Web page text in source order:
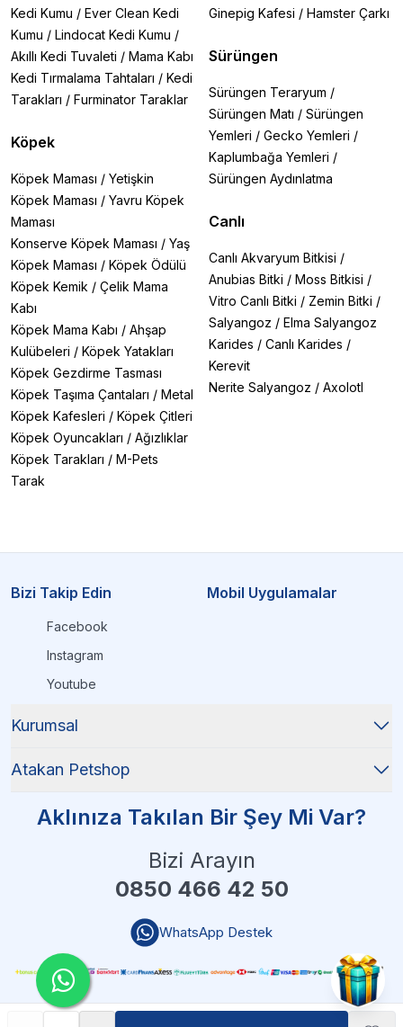
Kedi Kumu / Ever Clean Kedi
Kumu / Lindocat Kedi Kumu /
Akıllı Kedi Tuvaleti / Mama Kabı
Kedi Tırmalama Tahtaları / Kedi
Tarakları / Furminator Taraklar
Köpek
Köpek Maması / Yetişkin
Köpek Maması / Yavru Köpek
Maması
Konserve Köpek Maması / Yaş
Köpek Maması / Köpek Ödülü
Köpek Kemik / Çelik Mama
Kabı
Köpek Mama Kabı / Ahşap
Kulübeleri / Köpek Yatakları
Köpek Gezdirme Tasması
Köpek Taşıma Çantaları / Metal
Köpek Kafesleri / Köpek Çitleri
Köpek Oyuncakları / Ağızlıklar
Köpek Tarakları / M-Pets
Tarak
Ginepig Kafesi / Hamster Çarkı
Sürüngen
Sürüngen Teraryum /
Sürüngen Matı / Sürüngen
Yemleri / Gecko Yemleri /
Kaplumbağa Yemleri /
Sürüngen Aydınlatma
Canlı
Canlı Akvaryum Bitkisi /
Anubias Bitki / Moss Bitkisi /
Vitro Canlı Bitki / Zemin Bitki /
Salyangoz / Elma Salyangoz
Karides / Canlı Karides /
Kerevit
Nerite Salyangoz / Axolotl
Bizi Takip Edin
Facebook
Instagram
Youtube
Mobil Uygulamalar
Kurumsal
Atakan Petshop
Aklınıza Takılan Bir Şey Mi Var?
Bizi Arayın
0850 466 42 50
WhatsApp Destek